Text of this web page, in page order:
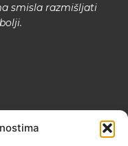
smisla razmišljati